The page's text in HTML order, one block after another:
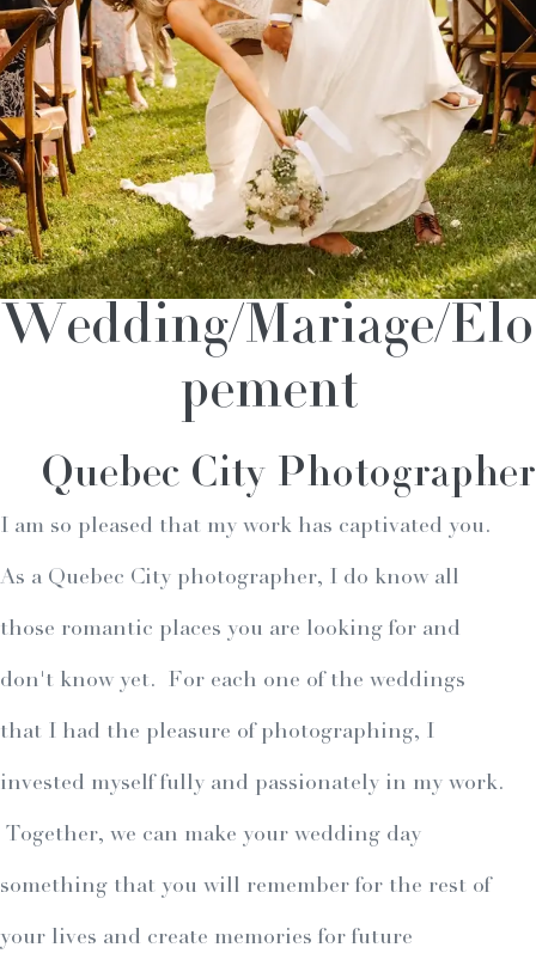
Wedding/Mariage/Elo
pement
Quebec City Photographer
I am so pleased that my work has captivated you.
As a Quebec City photographer, I do know all
those romantic places you are looking for and
don't know yet. For each one of the weddings
that I had the pleasure of photographing, I
invested myself fully and passionately in my work.
Together, we can make your wedding day
something that you will remember for the rest of
your lives and create memories for future